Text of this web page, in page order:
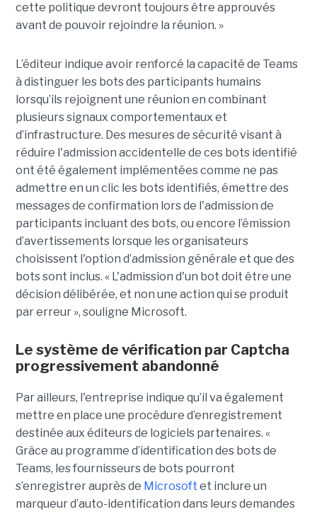
cette politique devront toujours être approuvés
avant de pouvoir rejoindre la réunion. »
L’éditeur indique avoir renforcé la capacité de Teams
à distinguer les bots des participants humains
lorsqu’ils rejoignent une réunion en combinant
plusieurs signaux comportementaux et
d’infrastructure. Des mesures de sécurité visant à
réduire l'admission accidentelle de ces bots identifié
ont été également implémentées comme ne pas
admettre en un clic les bots identifiés, émettre des
messages de confirmation lors de l'admission de
participants incluant des bots, ou encore l’émission
d’avertissements lorsque les organisateurs
choisissent l'option d’admission générale et que des
bots sont inclus. « L'admission d'un bot doit être une
décision délibérée, et non une action qui se produit
par erreur », souligne Microsoft.
Le système de vérification par Captcha
progressivement abandonné
Par ailleurs, l'entreprise indique qu’il va également
mettre en place une procédure d’enregistrement
destinée aux éditeurs de logiciels partenaires. «
Grâce au programme d’identification des bots de
Teams, les fournisseurs de bots pourront
s’enregistrer auprès de Microsoft et inclure un
marqueur d’auto-identification dans leurs demandes